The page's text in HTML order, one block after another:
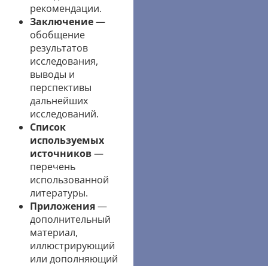
рекомендации.
Заключение—
обобщение
результатов
исследования,
выводы и
перспективы
дальнейших
исследований.
Список
используемых
источников—
перечень
использованной
литературы.
Приложения—
дополнительный
материал,
иллюстрирующий
или дополняющий